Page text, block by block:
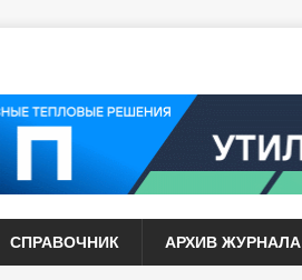
СПРАВОЧНИК АРХИВ ЖУРНАЛА